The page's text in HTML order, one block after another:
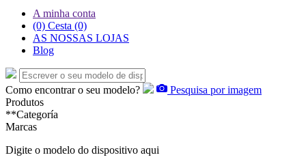
A minha conta
(0) Cesta (0)
AS NOSSAS LOJAS
Blog
Como encontrar o seu modelo?
Pesquisa por imagem
Produtos
**Categoría
Marcas
Digite o modelo do dispositivo aqui